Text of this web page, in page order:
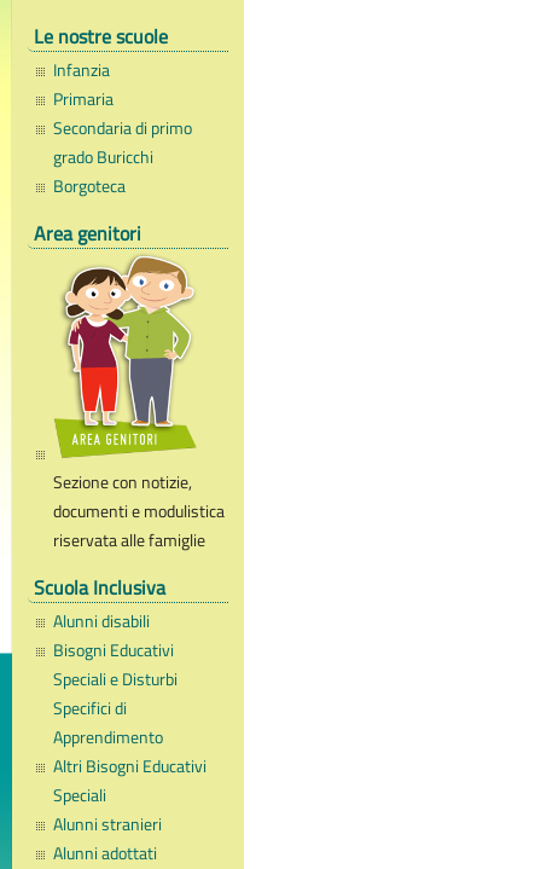
Le nostre scuole
Infanzia
Primaria
Secondaria di primo
grado Buricchi
Borgoteca
Area genitori
Sezione con notizie,
documenti e modulistica
riservata alle famiglie
Scuola Inclusiva
Alunni disabili
Bisogni Educativi
Speciali e Disturbi
Specifici di
Apprendimento
Altri Bisogni Educativi
Speciali
Alunni stranieri
Alunni adottati